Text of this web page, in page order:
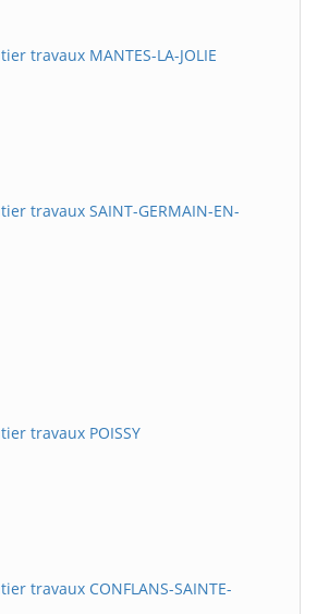
travaux MANTES-LA-JOLIE
travaux SAINT-GERMAIN-EN-
travaux POISSY
travaux CONFLANS-SAINTE-